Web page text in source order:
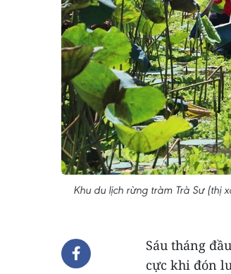
Khu du lịch rừng tràm Trà Sư (thị
Sáu tháng
cực khi đón